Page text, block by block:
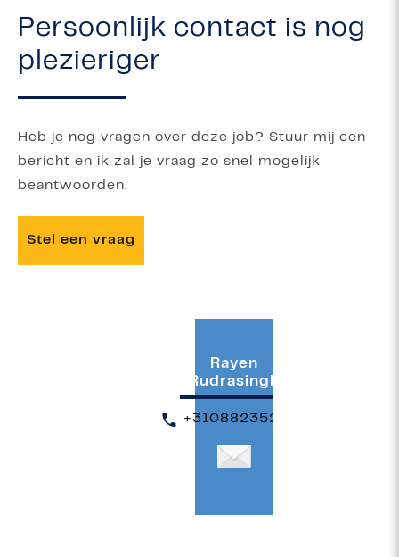
Persoonlijk contact is nog
plezieriger
Heb je nog vragen over deze job? Stuur mij een
bericht en ik zal je vraag zo snel mogelijk
beantwoorden.
Stel een vraag
Rayen
Rudrasingh
+310882352666